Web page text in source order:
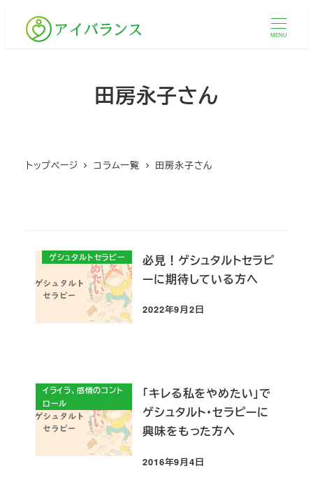
MENU
田房永子さん
トップページ コラム一覧 田房永子さん
ゲシュタルトセラピー
必見！ゲシュタルトセラピ
ーに期待している方へ
投稿日
2022年9月2日
イライラ、感情のコント
ロール
「キレる私をやめたい」で
ゲシュタルト・セラピーに
興味をもった方へ
投稿日
2016年9月4日